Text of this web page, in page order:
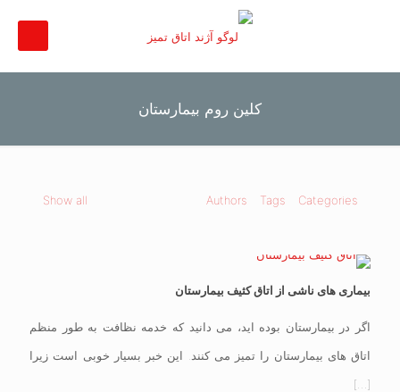
کلین روم بیمارستان
Categories
Tags
Authors
Show all
بیماری های ناشی از اتاق کثیف بیمارستان
اگر در بیمارستان بوده اید، می دانید که خدمه نظافت به طور منظم
اتاق های بیمارستان را تمیز می کنند. این خبر بسیار خوبی است زیرا
[…]